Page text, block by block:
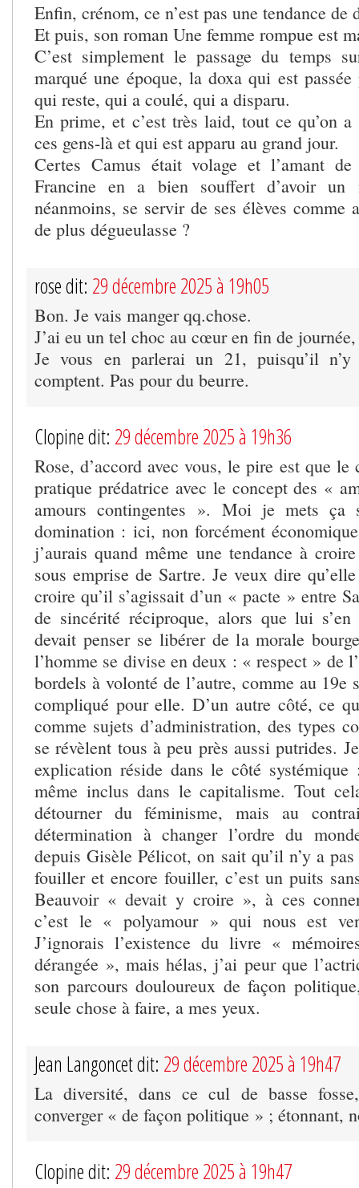
Enfin, crénom, ce n’est pas une tendance
Et puis, son roman Une femme rompue est
C’est simplement le passage du temps
marqué une époque, la doxa qui est
qui reste, qui a coulé, qui a disparu.
En prime, et c’est très laid, tout ce qu’on a
ces gens-là et qui est apparu au grand jour.
Certes Camus était volage et l’amant
Francine en a bien souffert d’avoir un
néanmoins, se servir de ses élèves comme
de plus dégueulasse ?
rose dit: 29 décembre 2025 à 19h05
Bon. Je vais manger qq.chose.
J’ai eu un tel choc au cœur en fin de
Je vous en parlerai un 21, puisqu’il
comptent. Pas pour du beurre.
Clopine dit: 29 décembre 2025 à 19h36
Rose, d’accord avec vous, le pire est que le
pratique prédatrice avec le concept des «
amours contingentes ». Moi je mets ça
domination : ici, non forcément
j’aurais quand même une tendance à
sous emprise de Sartre. Je veux dire
croire qu’il s’agissait d’un « pacte » entre
de sincérité réciproque, alors que lui
devait penser se libérer de la morale
l’homme se divise en deux : « respect » de
bordels à volonté de l’autre, comme au 19e
compliqué pour elle. D’un autre côté, ce
comme sujets d’administration, des types
se révèlent tous à peu près aussi putrides.
explication réside dans le côté
même inclus dans le capitalisme. Tout
détourner du féminisme, mais au
détermination à changer l’ordre du
depuis Gisèle Pélicot, on sait qu’il n’y a
fouiller et encore fouiller, c’est un puits
Beauvoir « devait y croire », à ces
c’est le « polyamour » qui nous est
J’ignorais l’existence du livre «
dérangée », mais hélas, j’ai peur que
son parcours douloureux de façon
seule chose à faire, a mes yeux.
Jean Langoncet dit: 29 décembre 2025 à 19h47
La diversité, dans ce cul de basse
converger « de façon politique » ; étonnant,
Clopine dit: 29 décembre 2025 à 19h47